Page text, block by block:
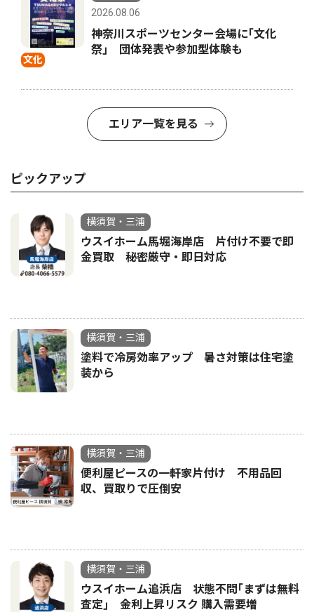
文化
2026.08.06
神奈川スポーツセンター会場に｢文化
祭｣ 団体発表や参加型体験も
エリア一覧を見る
ピックアップ
横須賀・三浦
ウスイホーム馬堀海岸店 片付け不要で即
金買取 秘密厳守・即日対応
横須賀・三浦
塗料で冷房効率アップ 暑さ対策は住宅塗
装から
横須賀・三浦
便利屋ピースの一軒家片付け 不用品回
収、買取りで圧倒安
横須賀・三浦
ウスイホーム追浜店 状態不問｢まずは無料
査定｣ 金利上昇リスク 購入需要増